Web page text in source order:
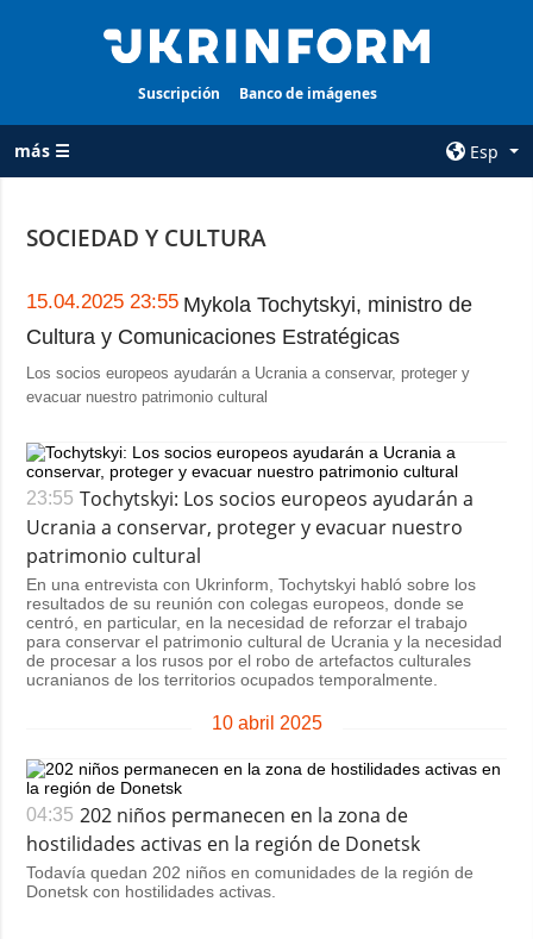
Suscripción Banco de imágenes
más ☰
Esp
CATEGORÍAS
Guerra
Reconstrucción
de Ucrania
Economía
Defensa
Sociedad y
Deportes
Crimen
Desastres y
sobre la agencia
contacto
condiciones de
servicios
Política de
privacidad y
protección de
ADICIONAL
Podcasts
Publicaciones
Entrevistas
SERVICIOS
Banco de
imágenes
SOCIEDAD Y CULTURA
15.04.2025 23:55 Mykola Tochytskyi, ministro de
Cultura y Comunicaciones Estratégicas
Los socios europeos ayudarán a Ucrania a conservar, proteger y
evacuar nuestro patrimonio cultural
23:55 Tochytskyi: Los socios europeos ayudarán a
Ucrania a conservar, proteger y evacuar nuestro
patrimonio cultural
En una entrevista con Ukrinform, Tochytskyi habló sobre los
resultados de su reunión con colegas europeos, donde se
centró, en particular, en la necesidad de reforzar el trabajo
para conservar el patrimonio cultural de Ucrania y la necesidad
de procesar a los rusos por el robo de artefactos culturales
ucranianos de los territorios ocupados temporalmente.
10 abril 2025
04:35 202 niños permanecen en la zona de
hostilidades activas en la región de Donetsk
Todavía quedan 202 niños en comunidades de la región de
Donetsk con hostilidades activas.